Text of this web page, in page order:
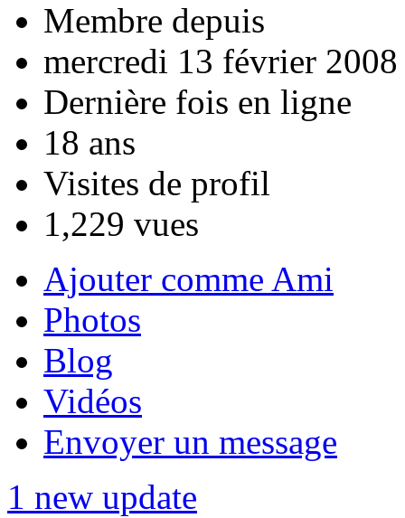
Membre depuis
mercredi 13 février
Dernière fois en ligne
18 ans
Visites de profil
1,229 vues
Ajouter comme Ami
Photos
Blog
Vidéos
Envoyer un message
1 new update